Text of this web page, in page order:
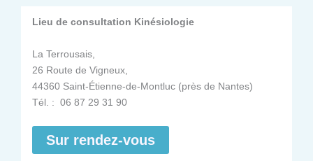
Lieu de consultation Kinésiologie
La Terrousais,
26 Route de Vigneux,
44360 Saint-Étienne-de-Montluc (près de Nantes)
Tél. : 06 87 29 31 90
Sur rendez-vous